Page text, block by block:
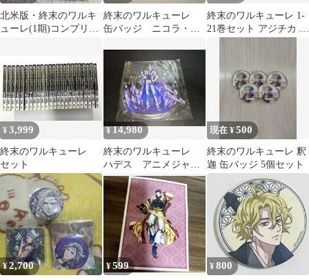
北米版・終末のワルキ
ューレ(1期)コンプリー
終末のワルキューレ
缶バッジ ニコラ・テ
終末のワルキューレ 1-
21巻セット アジチカ 梅
¥3,999
終末のワルキューレ
セット
¥14,980
終末のワルキューレ
ハデス アニメジャパ
ン特賞
現在 ¥500
終末のワルキューレ 釈
迦 缶バッジ 5個セット
¥2,700 ¥599 ¥800